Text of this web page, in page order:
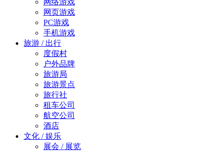
网络游戏
网页游戏
PC游戏
手机游戏
旅游 / 出行
度假村
户外品牌
旅游局
旅游景点
旅行社
租车公司
航空公司
酒店
文化 / 娱乐
展会 / 展览